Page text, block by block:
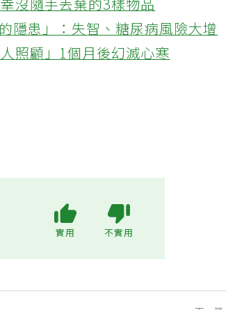
沒隨手丟棄的3樣物品
隱患」：失智、糖尿病風險大增
照顧」1個月後幻滅心寒
實用 不實用